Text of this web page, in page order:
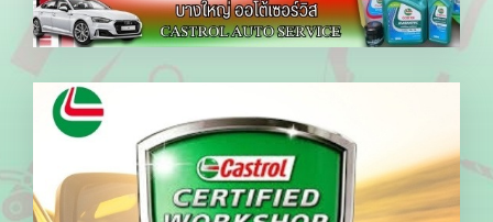
Flagship Store แรกในไทย